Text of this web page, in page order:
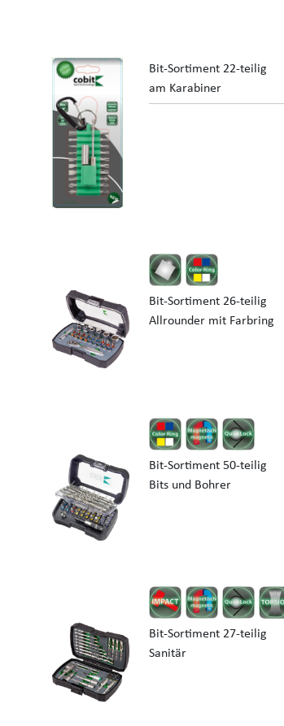
Bit-Sortiment 22-teilig
am Karabiner
Bit-Sortiment 26-teilig
Allrounder mit Farbring
Bit-Sortiment 50-teilig
Bits und Bohrer
Bit-Sortiment 27-teilig
Sanitär